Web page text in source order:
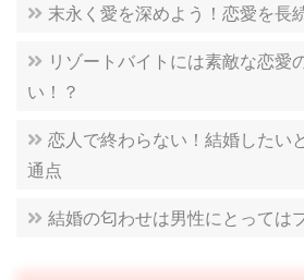
末永く愛を深めよう！恋愛を長
リゾートバイトには素敵な恋愛
い！？
恋人で終わらない！結婚したい
通点
結婚の匂わせは男性にとっては